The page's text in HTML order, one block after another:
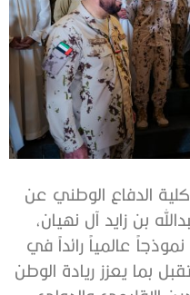
الدفاع الوطني عن
بن زايد آل نهيان،
عالمياً رائداً في
بما يعزز ريادة الوطن